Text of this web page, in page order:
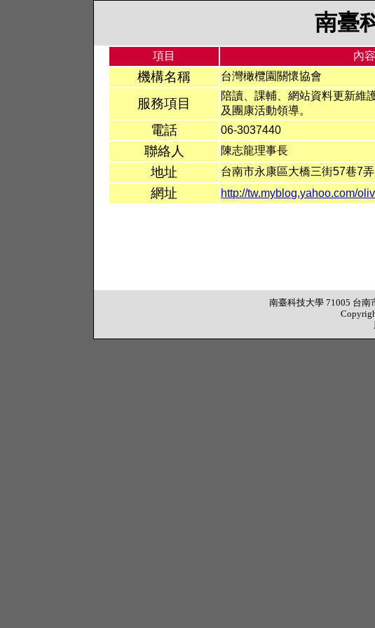
南臺
項目 內容
機構名稱 台灣橄欖園關懷協會
服務項目
陪讀、課輔、網站資料更新維
及團康活動領導。
電話 06-3037440
聯絡人 陳志龍理事長
地址 台南市永康區大橋三街57巷7
網址 http://tw.myblog.yahoo.com/
南臺科技大學 71005 台南